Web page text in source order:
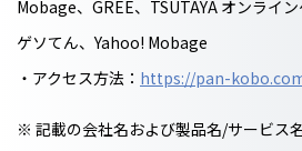
Mobage、GREE、TSUTAYA オンライン
ゲソてん、Yahoo! Mobage
・アクセス方法： https://pan-
※ 記載の会社名および製品名/サービス